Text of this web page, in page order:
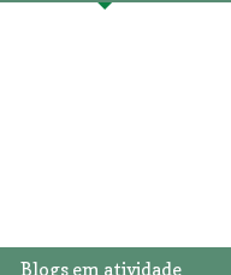
Blogs em atividade